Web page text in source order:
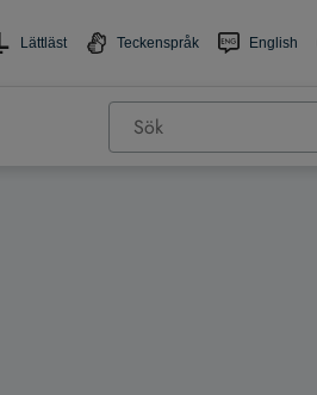
Lättläst Teckenspråk English